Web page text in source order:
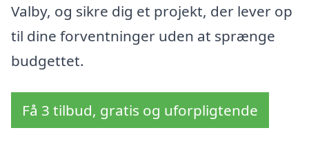
Valby, og sikre dig et projekt, der lever op
til dine forventninger uden at sprænge
budgettet.
Få 3 tilbud, gratis og uforpligtende